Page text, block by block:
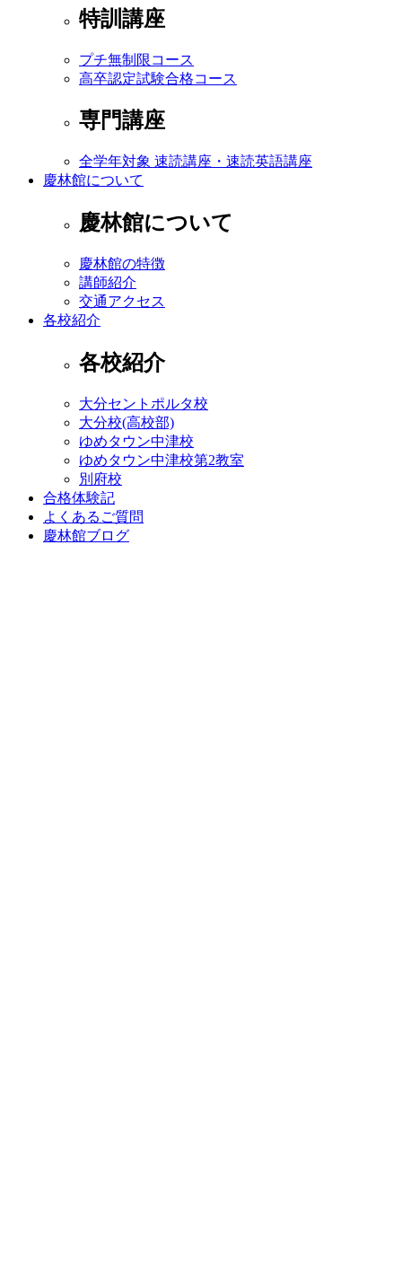
特訓講座
プチ無制限コース
高卒認定試験合格コース
専門講座
全学年対象 速読講座・速読英語講座
慶林館について
慶林館について
慶林館の特徴
講師紹介
交通アクセス
各校紹介
各校紹介
大分セントポルタ校
大分校(高校部)
ゆめタウン中津校
ゆめタウン中津校第2教室
別府校
合格体験記
よくあるご質問
慶林館ブログ